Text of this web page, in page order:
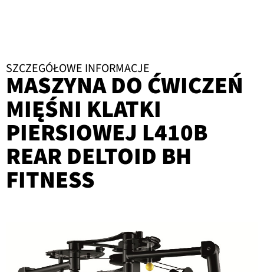
SZCZEGÓŁOWE INFORMACJE
MASZYNA DO ĆWICZEŃ
MIĘŚNI KLATKI
PIERSIOWEJ L410B
REAR DELTOID BH
FITNESS